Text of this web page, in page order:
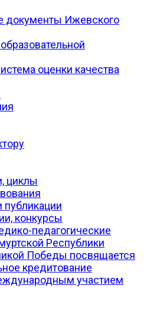
документы Ижевского
оценки качества
циклы
конкурсы
педагогические
Республики
Победы посвящается
кредитование
участием